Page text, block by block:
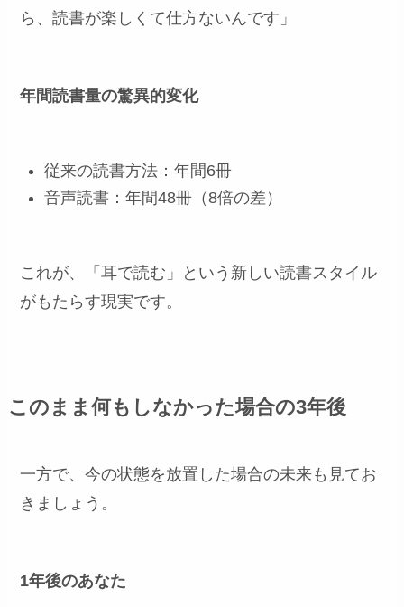
ら、読書が楽しくて仕方ないんです」
年間読書量の驚異的変化
従来の読書方法：年間6冊
音声読書：年間48冊（8倍の差）
これが、「耳で読む」という新しい読書スタイル
がもたらす現実です。
このまま何もしなかった場合の3年後
一方で、今の状態を放置した場合の未来も見てお
きましょう。
1年後のあなた